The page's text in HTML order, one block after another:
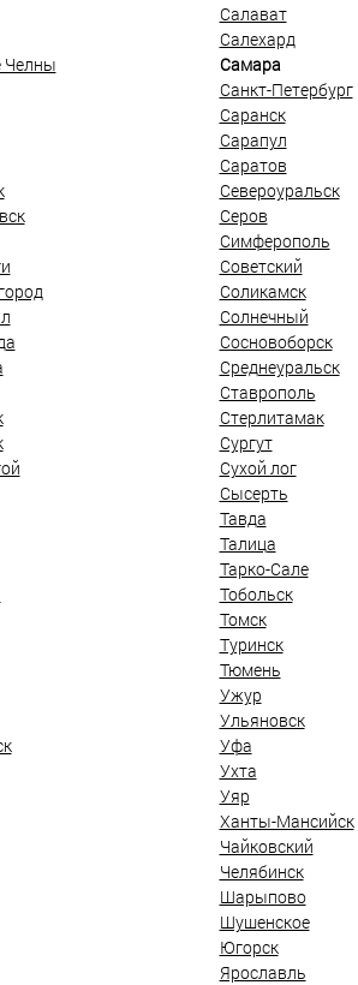
Челны
Салават
Салехард
Самара
Санкт-Петербург
Саранск
Сарапул
Саратов
Североуральск
Серов
Симферополь
Советский
Соликамск
Солнечный
Сосновоборск
Среднеуральск
Ставрополь
Стерлитамак
Сургут
Сухой лог
Сысерть
Тавда
Талица
Тарко-Сале
Тобольск
Томск
Туринск
Тюмень
Ужур
Ульяновск
Уфа
Ухта
Уяр
Ханты-Мансийск
Чайковский
Челябинск
Шарыпово
Шушенское
Югорск
Ярославль